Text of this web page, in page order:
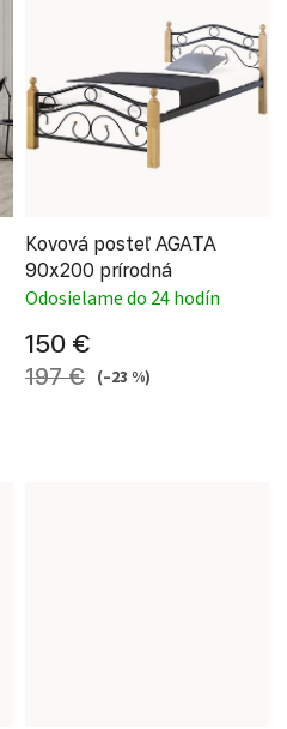
Kovová posteľ AGATA
90x200 prírodná
Odosielame do 24 hodín
150 €
197 € (–23 %)